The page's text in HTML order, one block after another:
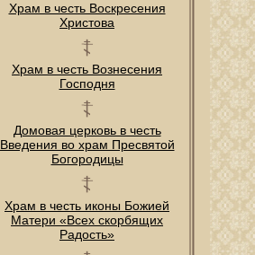
Храм в честь Воскресения
Христова
Храм в честь Вознесения
Господня
Домовая церковь в честь
Введения во храм Пресвятой
Богородицы
Храм в честь иконы Божией
Матери «Всех скорбящих
Радость»